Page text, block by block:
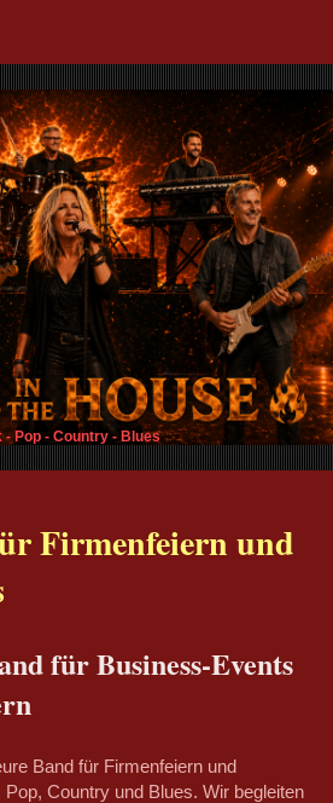
- Pop - Country - Blues
Firmenfeiern und
für Business-Events
Band für Firmenfeiern und
Country und Blues. Wir begleiten